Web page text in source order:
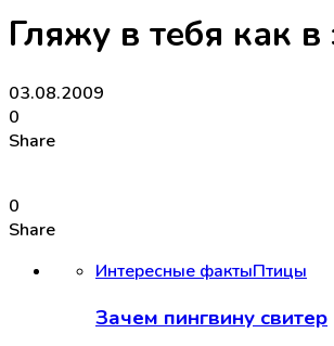
Гляжу в тебя как в
03.08.2009
0
Share
0
Share
Интересные фактыПтицы
Зачем пингвину свитер